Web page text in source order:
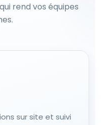
rend vos équipes
sur site et suivi